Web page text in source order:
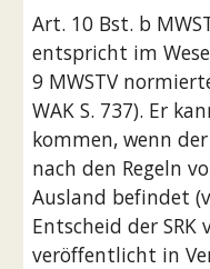
Art. 10 Bst. b
entspricht im
9 MWSTV
WAK S. 737). Er
kommen, wenn
nach den Regeln
Ausland befindet
Entscheid der SRK
veröffentlicht in